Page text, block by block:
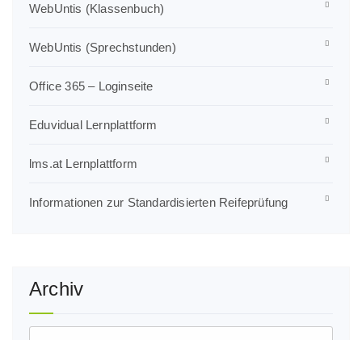
WebUntis (Klassenbuch)
WebUntis (Sprechstunden)
Office 365 – Loginseite
Eduvidual Lernplattform
lms.at Lernplattform
Informationen zur Standardisierten Reifeprüfung
Archiv